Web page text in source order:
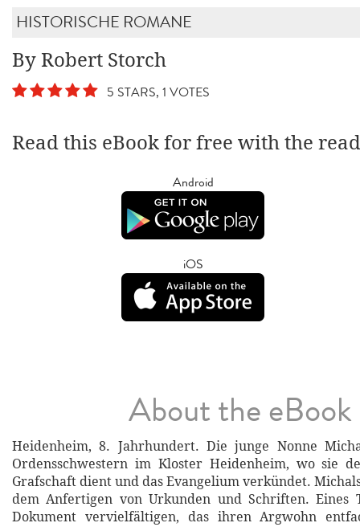
HISTORISCHE ROMANE
By Robert Storch
5 STARS, 1 VOTES
Read this eBook for free with the
Android
iOS
About the eBook
Heidenheim, 8. Jahrhundert. Die junge Nonne
Ordensschwestern im Kloster Heidenheim, wo sie
Grafschaft dient und das Evangelium verkündet.
dem Anfertigen von Urkunden und Schriften. Eines
Dokument vervielfältigen, das ihren Argwohn